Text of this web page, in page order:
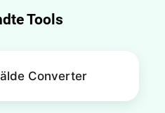
Tools
Converter